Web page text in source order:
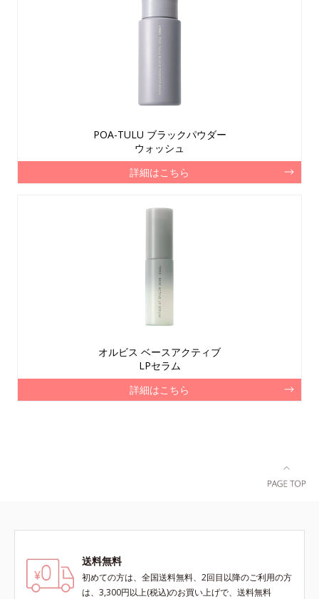
POA-TULU ブラックパウダー
ウォッシュ
詳細はこちら
オルビス ベースアクティブ
LPセラム
詳細はこちら
送料無料
初めての方は、全国送料無料、2回目以降のご利用の方
は、3,300円以上(税込)のお買い上げで、送料無料